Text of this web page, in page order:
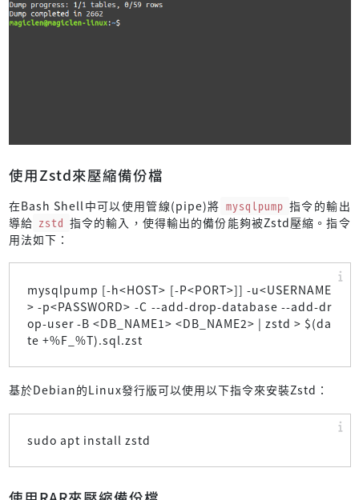
使用Zstd來壓縮備份檔
在Bash Shell中可以使用管線(pipe)將 mysqlpump 指令的輸出
導給 zstd 指令的輸入，使得輸出的備份能夠被Zstd壓縮。指令
用法如下：
mysqlpump [-h<HOST> [-P<PORT>]] -u<USERNAME
> -p<PASSWORD> -C --add-drop-database --add-dr
op-user -B <DB_NAME1> <DB_NAME2> | zstd > $(da
te +%F_%T).sql.zst
基於Debian的Linux發行版可以使用以下指令來安裝Zstd：
sudo apt install zstd